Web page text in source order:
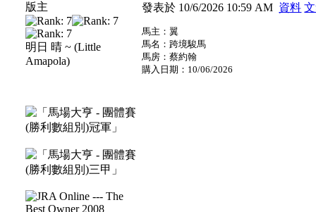
版主
明日 晴 ~ (Little
Amapola)
發表於 10/6/2026 10:59 AM 資料
馬主：翼
馬名：跨境駿馬
馬房：蔡約翰
購入日期：10/06/2026